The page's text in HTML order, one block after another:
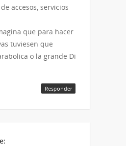
accesos, servicios
que para hacer
tuviesen que
o la grande Di
Responder